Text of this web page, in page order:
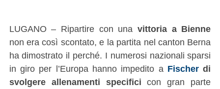
LUGANO – Ripartire con una vittoria a Bienne
non era così scontato, e la partita nel canton Berna
ha dimostrato il perché. I numerosi nazionali sparsi
in giro per l’Europa hanno impedito a Fischerdi
svolgere allenamenti specifici con gran parte